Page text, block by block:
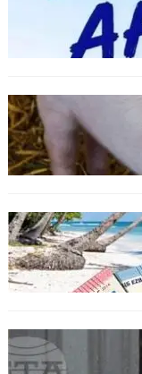
август
по
Край